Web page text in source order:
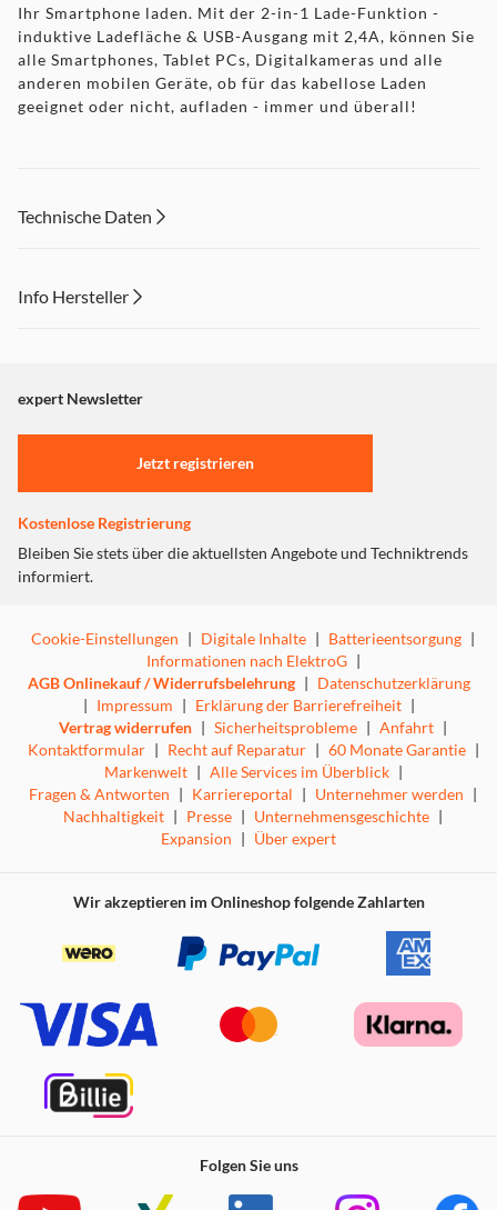
Ihr Smartphone laden. Mit der 2-in-1 Lade-Funktion -
induktive Ladefläche & USB-Ausgang mit 2,4A, können Sie
alle Smartphones, Tablet PCs, Digitalkameras und alle
anderen mobilen Geräte, ob für das kabellose Laden
geeignet oder nicht, aufladen - immer und überall!
Technische Daten
Info Hersteller
"Marketing".
Einstellungen anpassen
expert Newsletter
Jetzt registrieren
Kostenlose Registrierung
Bleiben Sie stets über die aktuellsten Angebote und Techniktrends
informiert.
Cookie-Einstellungen | Digitale Inhalte | Batterieentsorgung |
Informationen nach ElektroG |
AGB Onlinekauf / Widerrufsbelehrung | Datenschutzerklärung
| Impressum | Erklärung der Barrierefreiheit |
Vertrag widerrufen | Sicherheitsprobleme | Anfahrt |
Kontaktformular | Recht auf Reparatur | 60 Monate Garantie |
Markenwelt | Alle Services im Überblick |
Fragen & Antworten | Karriereportal | Unternehmer werden |
Nachhaltigkeit | Presse | Unternehmensgeschichte |
Expansion | Über expert
Wir akzeptieren im Onlineshop folgende Zahlarten
Folgen Sie uns